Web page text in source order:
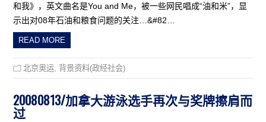
和我》，英文曲名是You and Me，被一些网民唱成“油和米”，显
示出对08年石油和粮食问题的关注…&#82…
READ MORE
北京奥运 背景资料(政经社会)
20080813/加拿大游泳选手再次与奖牌擦肩而
过